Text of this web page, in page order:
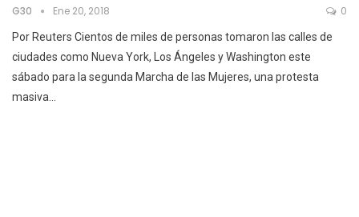
G30 Ene 20, 2018 0
Por Reuters Cientos de miles de personas tomaron las calles de
ciudades como Nueva York, Los Ángeles y Washington este
sábado para la segunda Marcha de las Mujeres, una protesta
masiva…